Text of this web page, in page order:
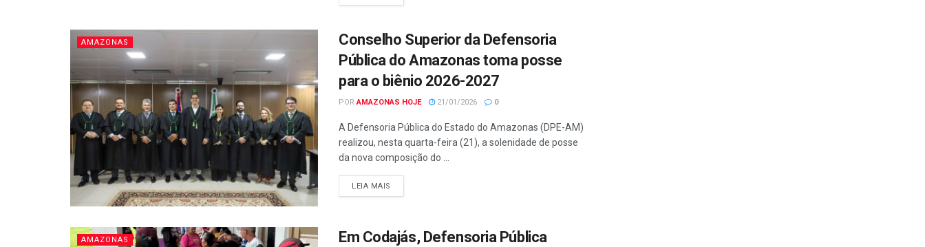
AMAZONAS
Conselho Superior da Defensoria
Pública do Amazonas toma posse
para o biênio 2026-2027
POR AMAZONAS HOJE 21/01/2026 0
A Defensoria Pública do Estado do Amazonas (DPE-AM)
realizou, nesta quarta-feira (21), a solenidade de posse
da nova composição do ...
LEIA MAIS
AMAZONAS Em Codajás, Defensoria Pública